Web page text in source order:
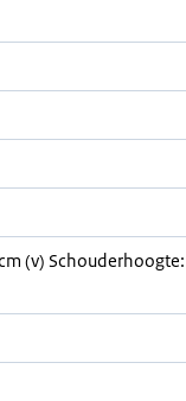
(v)